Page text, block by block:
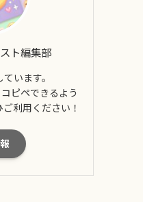
ト編集部
います。
ピペできるよう
利用ください！